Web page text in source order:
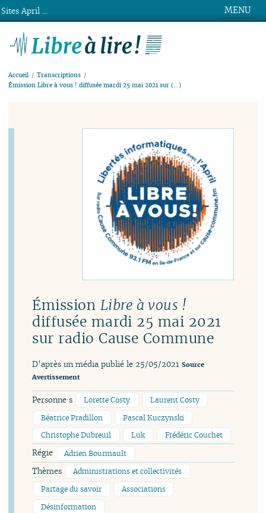
MENU
Accueil
Transcriptions
Émission Libre à vous ! diffusée mardi 25 mai 2021 sur (…)
Émission Libre à vous !
diffusée mardi 25 mai 2021
sur radio Cause Commune
D’après un média publié le 25/05/2021 Source
Avertissement
Personne·s Lorette Costy
Laurent Costy
Béatrice Pradillon
Pascal Kuczynski
Christophe Dubreuil
Luk Frédéric Couchet
Régie Adrien Bourmault
Thèmes
Administrations et collectivités
Partage du savoir
Associations
Désinformation
Sites April ...